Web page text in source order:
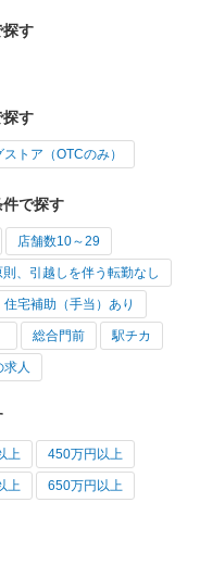
探す
探す
ストア（OTCのみ）
で探す
店舗数10～29
則、引越しを伴う転勤なし
住宅補助（手当）あり
総合門前 駅チカ
求人
上 450万円以上
上 650万円以上